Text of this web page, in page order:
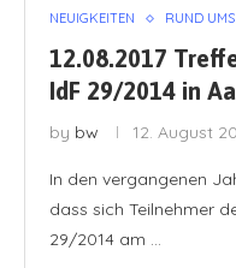
NEUIGKEITEN RUND
12.08.2017
IdF 29/2014 in
by bw 12. August
In den vergangenen
dass sich Teilnehmer
29/2014 am …